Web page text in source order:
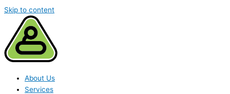
Skip to content
About Us
Services